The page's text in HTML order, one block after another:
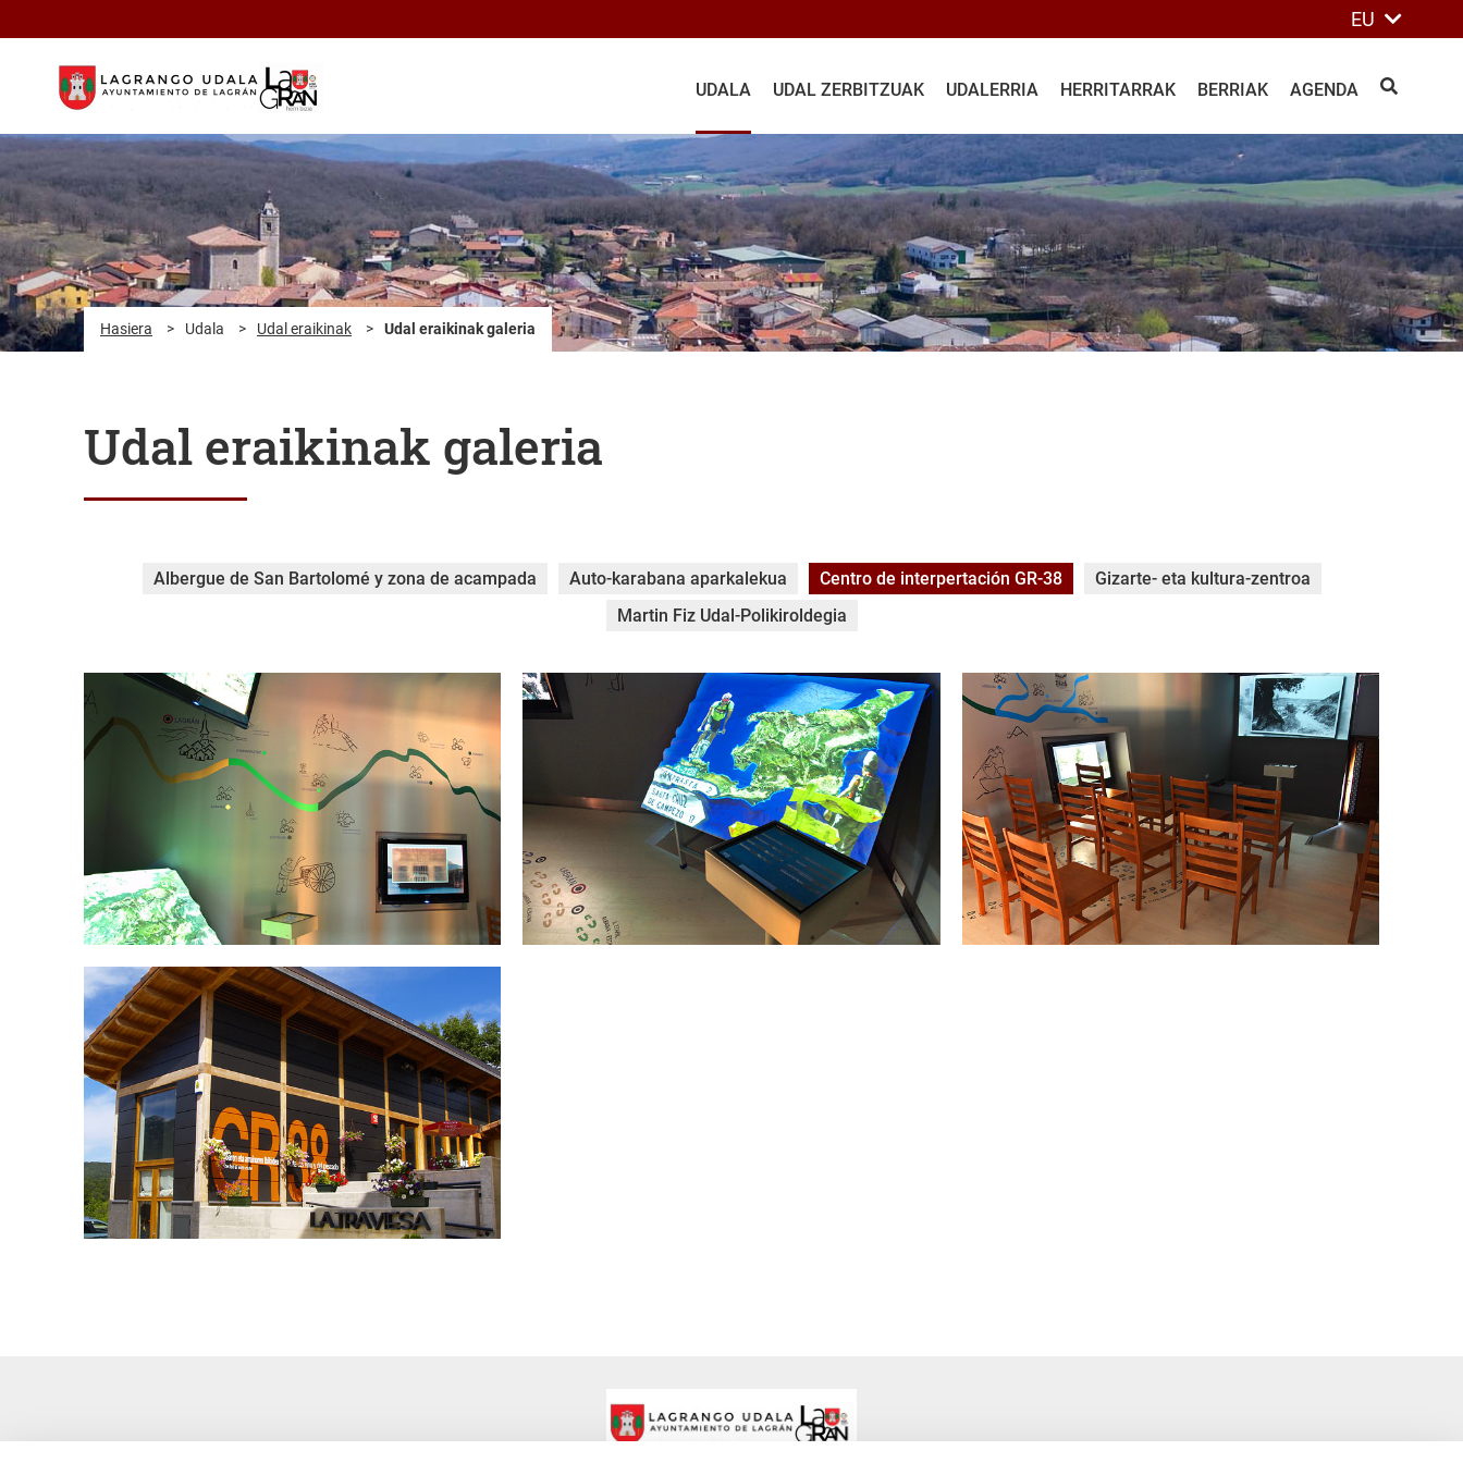
EU
UDALA UDAL ZERBITZUAK UDALERRIA HERRITARRAK BERRIAK AGENDA BILATU
Hasiera > Udala > Udal eraikinak > Udal eraikinak galeria
Udal eraikinak galeria
Albergue de San Bartolomé y zona de acampada Auto-karabana aparkalekua Centro de interpertación GR-38
Gizarte- eta kultura-zentroa
Martin Fiz Udal-Polikiroldegia
lagran-la-traviesa-006.jpg lagran-la-traviesa-005.jpg lagran-la-traviesa-004.jpg
lagran-la-traviesa-001.jpg